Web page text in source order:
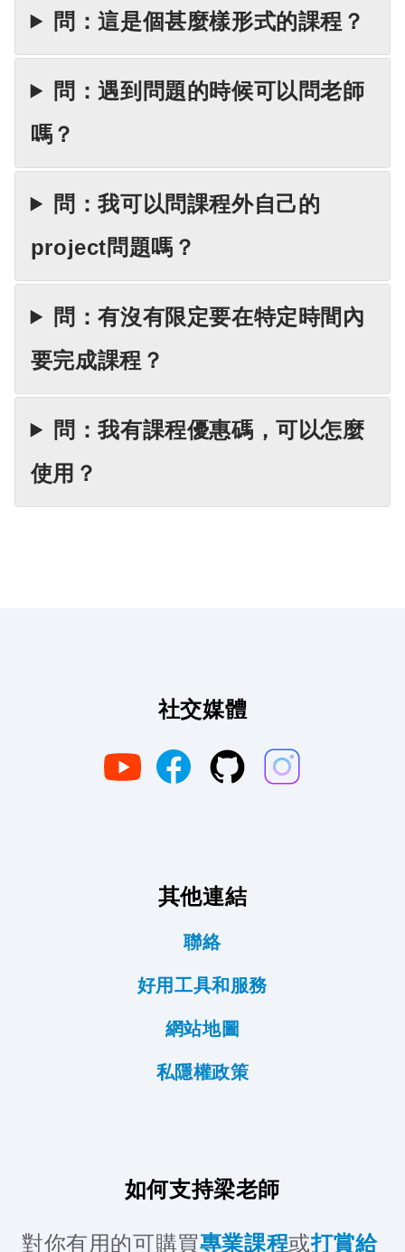
問：這是個甚麼樣形式的課程？
問：遇到問題的時候可以問老師
嗎？
問：我可以問課程外自己的
project問題嗎？
問：有沒有限定要在特定時間內
要完成課程？
問：我有課程優惠碼，可以怎麼
使用？
社交媒體
其他連結
聯絡
好用工具和服務
網站地圖
私隱權政策
如何支持梁老師
對你有用的可購買專業課程或打賞給